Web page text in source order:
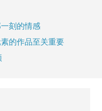
刻的情感
的作品至关重要